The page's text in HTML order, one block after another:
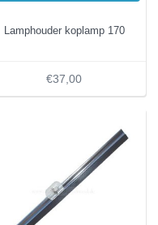
Lamphouder koplamp 170
€37,00